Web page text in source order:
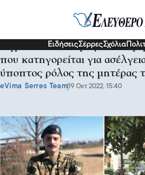
ΕιδήσειςΣέρρεςΣχόλια
Αγρίνιο: Ελεύθερος
που κατηγορείται για
ύποπτος ρόλος της μητέρας
eVima Serres Team19 Οκτ 2022, 15:40